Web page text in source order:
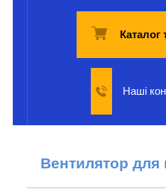
Каталог
Наші
Вентилятор для